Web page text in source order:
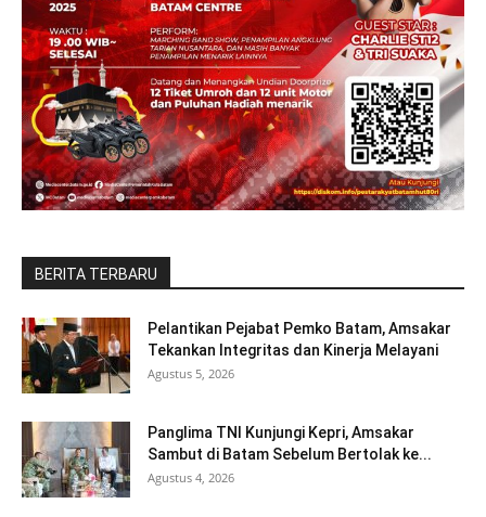
BERITA TERBARU
Pelantikan Pejabat Pemko Batam, Amsakar
Tekankan Integritas dan Kinerja Melayani
Agustus 5, 2026
Panglima TNI Kunjungi Kepri, Amsakar
Sambut di Batam Sebelum Bertolak ke...
Agustus 4, 2026